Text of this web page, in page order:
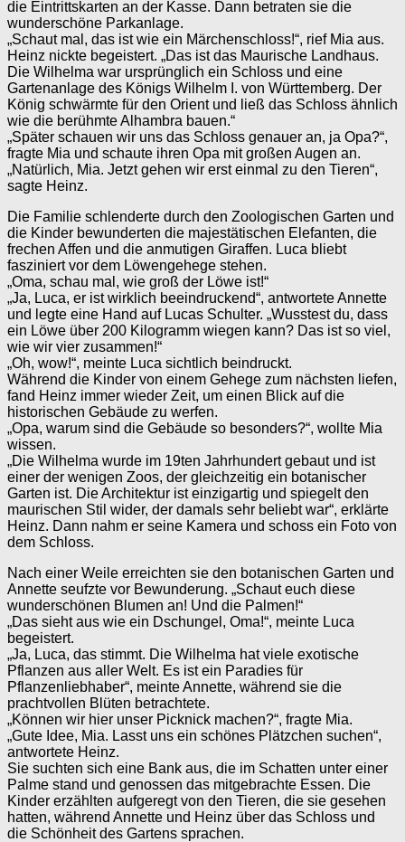
die Eintrittskarten an der Kasse. Dann betraten sie die
wunderschöne Parkanlage.
„Schaut mal, das ist wie ein Märchenschloss!“, rief Mia aus.
Heinz nickte begeistert. „Das ist das Maurische Landhaus.
Die Wilhelma war ursprünglich ein Schloss und eine
Gartenanlage des Königs Wilhelm I. von Württemberg. Der
König schwärmte für den Orient und ließ das Schloss ähnlich
wie die berühmte Alhambra bauen.“
„Später schauen wir uns das Schloss genauer an, ja Opa?“,
fragte Mia und schaute ihren Opa mit großen Augen an.
„Natürlich, Mia. Jetzt gehen wir erst einmal zu den Tieren“,
sagte Heinz.
Die Familie schlenderte durch den Zoologischen Garten und
die Kinder bewunderten die majestätischen Elefanten, die
frechen Affen und die anmutigen Giraffen. Luca bliebt
fasziniert vor dem Löwengehege stehen.
„Oma, schau mal, wie groß der Löwe ist!“
„Ja, Luca, er ist wirklich beeindruckend“, antwortete Annette
und legte eine Hand auf Lucas Schulter. „Wusstest du, dass
ein Löwe über 200 Kilogramm wiegen kann? Das ist so viel,
wie wir vier zusammen!“
„Oh, wow!“, meinte Luca sichtlich beindruckt.
Während die Kinder von einem Gehege zum nächsten liefen,
fand Heinz immer wieder Zeit, um einen Blick auf die
historischen Gebäude zu werfen.
„Opa, warum sind die Gebäude so besonders?“, wollte Mia
wissen.
„Die Wilhelma wurde im 19ten Jahrhundert gebaut und ist
einer der wenigen Zoos, der gleichzeitig ein botanischer
Garten ist. Die Architektur ist einzigartig und spiegelt den
maurischen Stil wider, der damals sehr beliebt war“, erklärte
Heinz. Dann nahm er seine Kamera und schoss ein Foto von
dem Schloss.
Nach einer Weile erreichten sie den botanischen Garten und
Annette seufzte vor Bewunderung. „Schaut euch diese
wunderschönen Blumen an! Und die Palmen!“
„Das sieht aus wie ein Dschungel, Oma!“, meinte Luca
begeistert.
„Ja, Luca, das stimmt. Die Wilhelma hat viele exotische
Pflanzen aus aller Welt. Es ist ein Paradies für
Pflanzenliebhaber“, meinte Annette, während sie die
prachtvollen Blüten betrachtete.
„Können wir hier unser Picknick machen?“, fragte Mia.
„Gute Idee, Mia. Lasst uns ein schönes Plätzchen suchen“,
antwortete Heinz.
Sie suchten sich eine Bank aus, die im Schatten unter einer
Palme stand und genossen das mitgebrachte Essen. Die
Kinder erzählten aufgeregt von den Tieren, die sie gesehen
hatten, während Annette und Heinz über das Schloss und
die Schönheit des Gartens sprachen.